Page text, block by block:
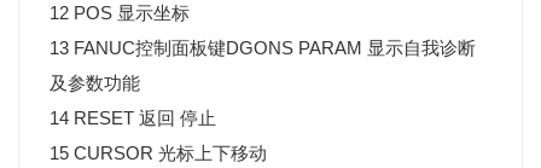
12 POS 显示坐标
13 FANUC控制面板键DGONS PARAM 显示自我诊断
及参数功能
14 RESET 返回 停止
15 CURSOR 光标上下移动